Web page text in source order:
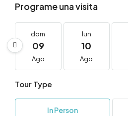
Programe una visita
dom
09
Ago
lun
10
Ago
Tour Type
In Person